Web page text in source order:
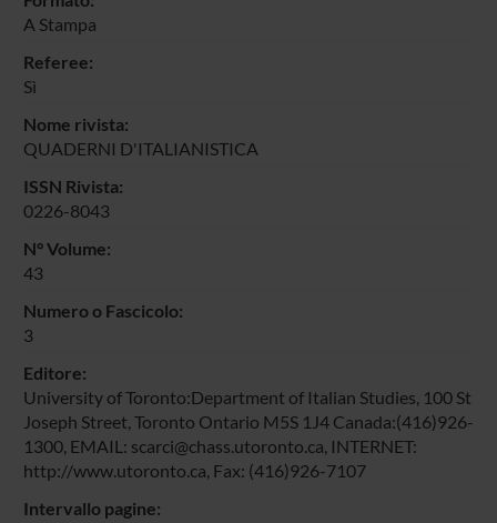
A Stampa
Referee:
Sì
Nome rivista:
QUADERNI D'ITALIANISTICA
ISSN Rivista:
0226-8043
N° Volume:
43
Numero o Fascicolo:
3
Editore:
University of Toronto:Department of Italian Studies, 100 St
Joseph Street, Toronto Ontario M5S 1J4 Canada:(416)926-
1300, EMAIL: scarci@chass.utoronto.ca, INTERNET:
http://www.utoronto.ca, Fax: (416)926-7107
Intervallo pagine: